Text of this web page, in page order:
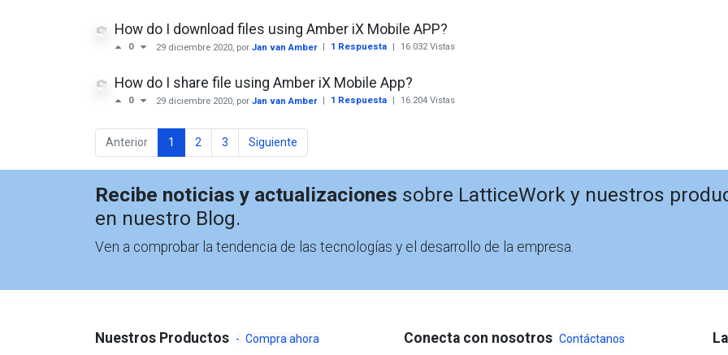
How do I download files using Amber iX Mobile APP?
0 29 diciembre 2020, por Jan van Amber | 1 Respuesta | 16.032Vistas
How do I share file using Amber iX Mobile App?
0 29 diciembre 2020, por Jan van Amber | 1 Respuesta | 16.204 Vistas
Anterior 1 2 3 Siguiente
Recibe noticias y actualizaciones sobre LatticeWork y nuestros
en nuestro Blog.
Ven a comprobar la tendencia de las tecnologías y el desarrollo de la empresa.
Nuestros Productos - Compra ahora
Conecta con nosotros Contáctanos